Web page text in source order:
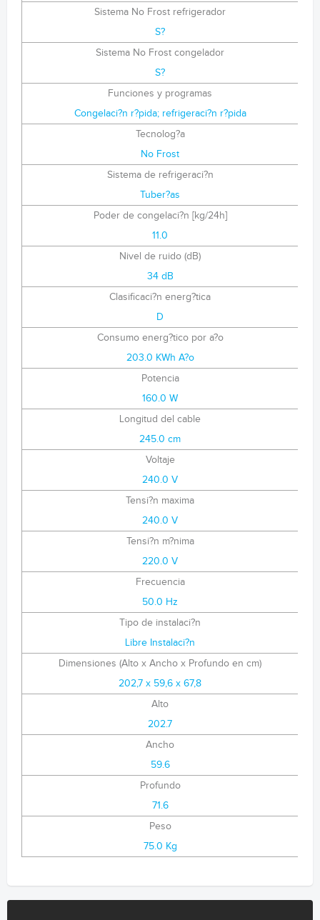
Sistema No Frost refrigerador
S?
Sistema No Frost congelador
S?
Funciones y programas
Congelaci?n r?pida; refrigeraci?n r?pida
Tecnolog?a
No Frost
Sistema de refrigeraci?n
Tuber?as
Poder de congelaci?n [kg/24h]
11.0
Nivel de ruido (dB)
34 dB
Clasificaci?n energ?tica
D
Consumo energ?tico por a?o
203.0 KWh A?o
Potencia
160.0 W
Longitud del cable
245.0 cm
Voltaje
240.0 V
Tensi?n maxima
240.0 V
Tensi?n m?nima
220.0 V
Frecuencia
50.0 Hz
Tipo de instalaci?n
Libre Instalaci?n
Dimensiones (Alto x Ancho x Profundo en cm)
202,7 x 59,6 x 67,8
Alto
202.7
Ancho
59.6
Profundo
71.6
Peso
75.0 Kg